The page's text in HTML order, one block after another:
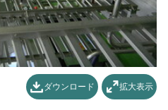
拡大表示
ダウンロード